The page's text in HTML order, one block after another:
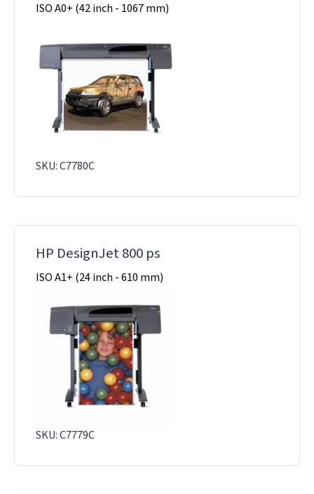
ISO A0+ (42 inch - 1067 mm)
SKU: C7780C
HP DesignJet 800 ps
ISO A1+ (24 inch - 610 mm)
SKU: C7779C